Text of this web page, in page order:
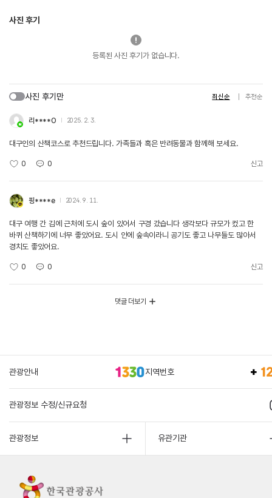
사진 후기
등록된 사진 후기가 없습니다.
사진 후기만 최신순 추천순
리****O 2025. 2. 3.
대구인의 산책코스로 추천드립니다. 가족들과 혹은 반려동물과 함께해 보세요.
0 0 신고
핑****e 2024. 9. 11.
대구 여행 간 김에 근처에 도시 숲이 있어서 구경 갔습니다 생각보다 규모가 컸고 한
바퀴 산책하기에 너무 좋았어요. 도시 안에 숲속이라니 공기도 좋고 나무들도 많아서
경치도 좋았어요.
0 0 신고
댓글 더보기
관광안내 지역번호
관광정보 수정/신규요청
관광정보 유관기관